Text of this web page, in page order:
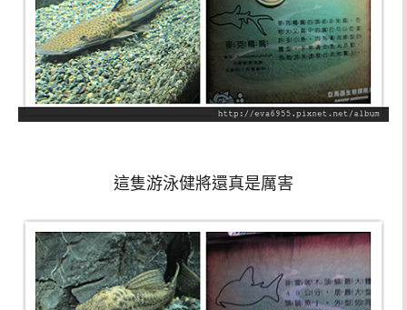
這隻游泳健將還真是厲害